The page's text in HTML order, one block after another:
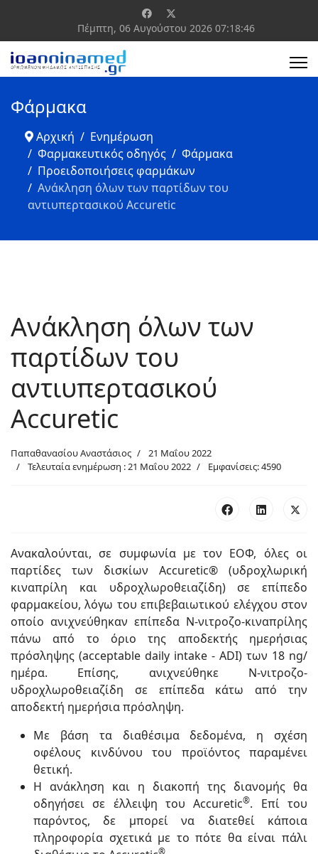
Πέμπτη, 06 Αυγούστου 2026 07:18:47
Φάρμακα
Αρχική
Ενημέρωση
Φαρμακευτικός οδηγός
Φάρμακα
Προειδοποιήσεις φαρμάκων
Ανάκληση όλων των παρτίδων του
αντιυπερτασικού Accuretic
Ανάκληση όλων των
παρτίδων του
αντιυπερτασικού
Accuretic
Παπαθανασίου Αναστάσιος
21 Μαΐου 2022
Τελευταία ενημέρωση : 21 Μαΐου 2022
Εμφανίσεις: 4590
Ανακαλούνται, σε συμφωνία με τον ΕΟΦ, όλες οι
παρτίδες των δισκίων Accuretic® (υδροχλωρική
κιναπρίλη και υδροχλωροθειαζίδη) σε επίπεδο
φαρμακείου, λόγω του επιβεβαιωτικού ελέγχου στον
οποίο ανιχνεύθηκαν επίπεδα N-νιτροζο-κιναπρίλης
πάνω από το όριο της αποδεκτής ημερήσιας
πρόσληψης (acceptable daily intake - ADI) των 18 ng/
ημέρα. Επίσης, ανιχνεύθηκε Ν-νιτροζο-
υδροχλωροθειαζίδη σε επίπεδα κάτω από την
αποδεκτή ημερήσια πρόσληψη.
Με βάση τα διαθέσιμα δεδομένα, η σχέση
οφέλους κινδύνου του προϊόντος παραμένει
θετική.
Η ανάκληση και η διακοπή της διανομής θα
οδηγήσει σε έλλειψη του Accuretic®. Επί του
παρόντος, δε μπορεί να διατεθεί κάποια
πληροφορία σχετικά με το πότε θα είναι πάλι
®